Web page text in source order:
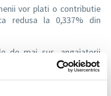
vor plati o contributie
redusa la 0,337% din
de mai sus, angajatorii
Romaniei activitati
alimentara definite